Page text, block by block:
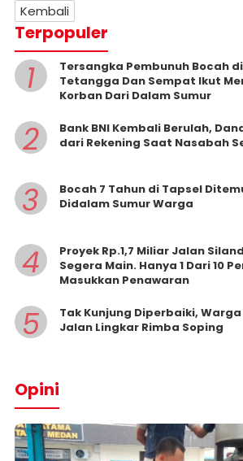
Kembali
Terpopuler
1
Tersangka Pembunuh Bocah
Tetangga Dan Sempat Ikut
Korban Dari Dalam Sumur
2
Bank BNI Kembali Berulah,
dari Rekening Saat Nasabah
3
Bocah 7 Tahun di Tapsel
Didalam Sumur Warga
4
Proyek Rp.1,7 Miliar Jalan
Segera Main. Hanya 1 Dari 10
Masukkan Penawaran
5
Tak Kunjung Diperbaiki,
Jalan Lingkar Rimba Soping
Opini